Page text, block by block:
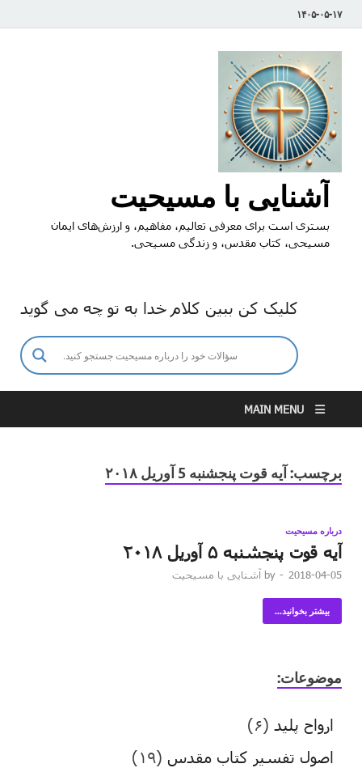
۱۴۰۵-۰۵-۱۷
آشنایی با مسیحیت
بستری است برای معرفی تعالیم، مفاهیم، و ارزش‌های ایمان
مسیحی، کتاب مقدس، و زندگی مسیحی.
کلیک کن ببین کلام خدا به تو چه می گوید
MAIN MENU
برچسب: آیه قوت پنجشنبه 5 آوریل ۲۰۱۸
درباره مسیحیت
آیه قوت پنجشنبه ۵ آوریل ۲۰۱۸
2018-04-05
-
by آشنایی با مسیحیت
بیشتر بخوانید...
موضوعات:
ارواح پلید (۶)
اصول تفسیر کتاب مقدس (۱۹)